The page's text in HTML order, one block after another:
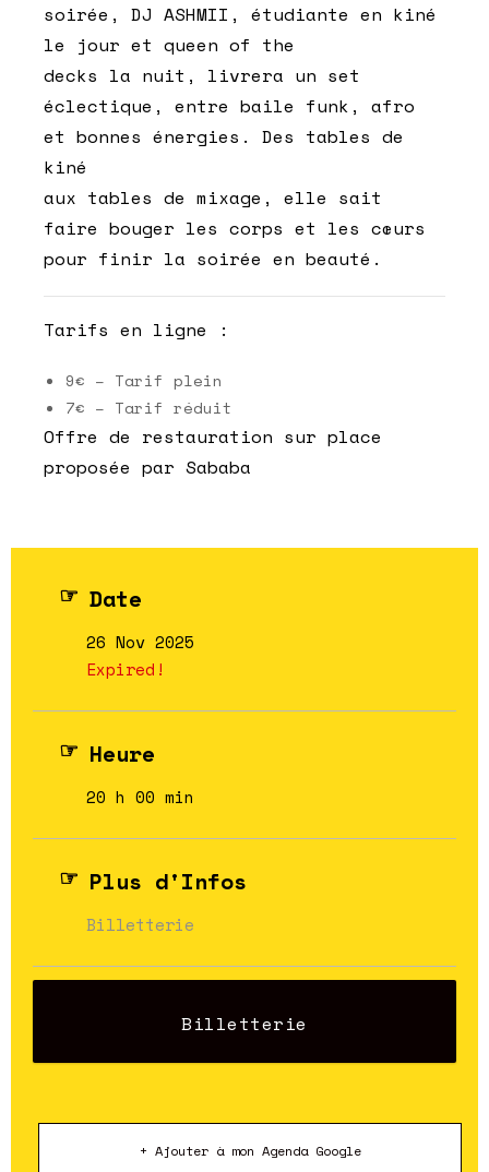
soirée, DJ ASHMII, étudiante en kiné
le jour et queen of the
decks la nuit, livrera un set
éclectique, entre baile funk, afro
et bonnes énergies. Des tables de
kiné
aux tables de mixage, elle sait
faire bouger les corps et les cœurs
pour finir la soirée en beauté.
Tarifs en ligne :
9€ – Tarif plein
7€ – Tarif réduit
Offre de restauration sur place
proposée par Sababa
Date
26 Nov 2025
Expired!
Heure
20 h 00 min
Plus d'Infos
Billetterie
Billetterie
+ Ajouter à mon Agenda Google